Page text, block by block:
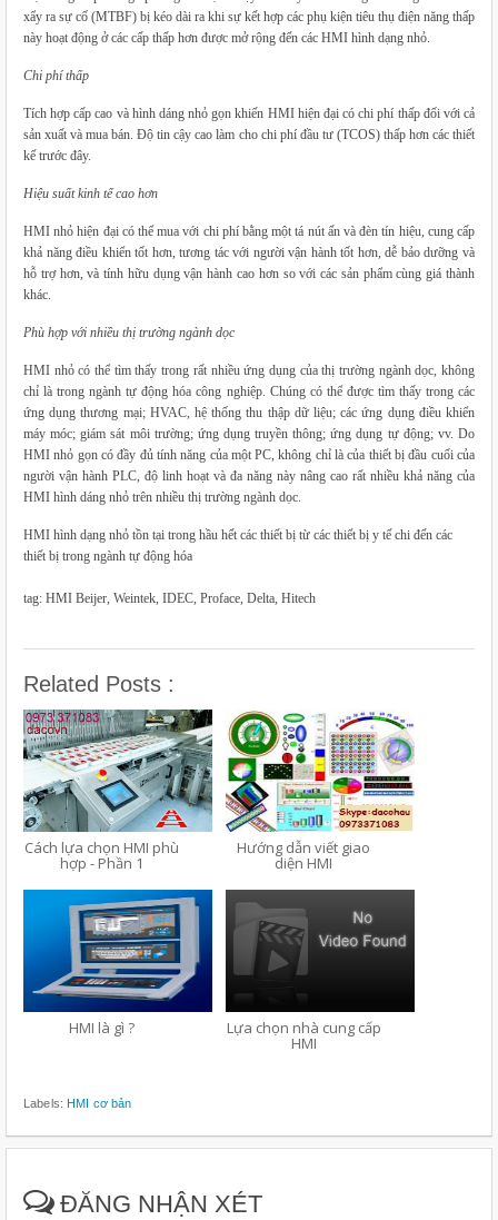
xẩy ra sự cố (MTBF) bị kéo dài ra khi sự kết hợp các phụ kiện tiêu thụ điện năng thấp
này hoạt động ở các cấp thấp hơn được mở rộng đến các HMI hình dạng nhỏ.
Chi phí thấp
Tích hợp cấp cao và hình dáng nhỏ gọn khiến HMI hiện đại có chi phí thấp đối với cả
sản xuất và mua bán. Độ tin cậy cao làm cho chi phí đầu tư (TCOS) thấp hơn các thiết
kế trước đây.
Hiệu suất kinh tế cao hơn
HMI nhỏ hiện đại có thể mua với chi phí bằng một tá nút ấn và đèn tín hiệu, cung cấp
khả năng điều khiển tốt hơn, tương tác với người vận hành tốt hơn, dễ bảo dưỡng và
hỗ trợ hơn, và tính hữu dụng vận hành cao hơn so với các sản phẩm cùng giá thành
khác.
Phù hợp với nhiều thị trường ngành dọc
HMI nhỏ có thể tìm thấy trong rất nhiều ứng dụng của thị trường ngành dọc, không
chỉ là trong ngành tự động hóa công nghiệp. Chúng có thể được tìm thấy trong các
ứng dụng thương mại; HVAC, hệ thống thu thập dữ liệu; các ứng dụng điều khiển
máy móc; giám sát môi trường; ứng dụng truyền thông; ứng dụng tự động; vv. Do
HMI nhỏ gọn có đầy đủ tính năng của một PC, không chỉ là của thiết bị đầu cuối của
người vận hành PLC, độ linh hoạt và đa năng này nâng cao rất nhiều khả năng của
HMI hình dáng nhỏ trên nhiều thị trường ngành dọc.
HMI hình dạng nhỏ tồn tại trong hầu hết các thiết bị từ các thiết bị y tế chi đến các
thiết bị trong ngành tự động hóa
tag: HMI Beijer, Weintek, IDEC, Proface, Delta, Hitech
Related Posts :
Cách lựa chọn HMI phù
hợp - Phần 1
Hướng dẫn viết giao
diện HMI
HMI là gì ? Lựa chọn nhà cung cấp
HMI
Labels:HMI cơ bản
ĐĂNG NHẬN XÉT